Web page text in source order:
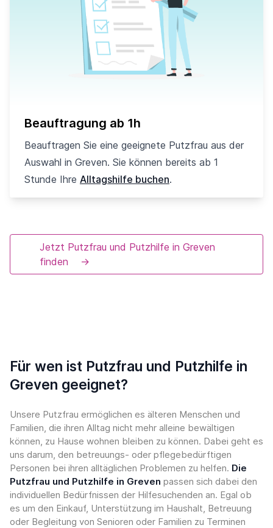
Beauftragung ab 1h
Beauftragen Sie eine geeignete Putzfrau aus der
Auswahl in Greven. Sie können bereits ab 1
Stunde Ihre Alltagshilfe buchen.
Jetzt Putzfrau und Putzhilfe in Greven
finden
→
Für wen ist Putzfrau und Putzhilfe in
Greven geeignet?
Unsere Putzfrau ermöglichen es älteren Menschen und
Familien, die ihren Alltag nicht mehr alleine bewältigen
können, zu Hause wohnen bleiben zu können. Dabei geht es
uns darum, den betreuungs- oder pflegebedürftigen
Personen bei ihren alltäglichen Problemen zu helfen. Die
Putzfrau und Putzhilfe in Greven passen sich dabei den
individuellen Bedürfnissen der Hilfesuchenden an. Egal ob
es um den Einkauf, Unterstützung im Haushalt, Betreuung
oder Begleitung von Senioren oder Familien zu Terminen